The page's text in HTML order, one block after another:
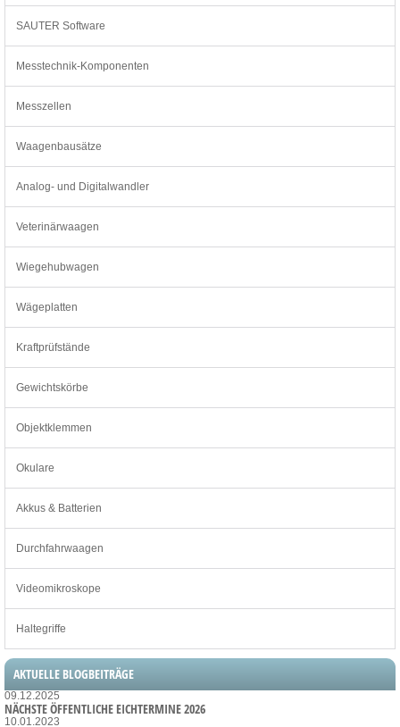
SAUTER Software
Messtechnik-Komponenten
Messzellen
Waagenbausätze
Analog- und Digitalwandler
Veterinärwaagen
Wiegehubwagen
Wägeplatten
Kraftprüfstände
Gewichtskörbe
Objektklemmen
Okulare
Akkus & Batterien
Durchfahrwaagen
Videomikroskope
Haltegriffe
AKTUELLE BLOGBEITRÄGE
09.12.2025
NÄCHSTE ÖFFENTLICHE EICHTERMINE 2026
10.01.2023